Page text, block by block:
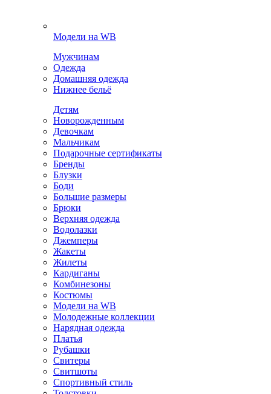
Модели на WB
Мужчинам
Одежда
Домашняя одежда
Нижнее бельё
Детям
Новорожденным
Девочкам
Мальчикам
Подарочные сертификаты
Бренды
Блузки
Боди
Большие размеры
Брюки
Верхняя одежда
Водолазки
Джемперы
Жакеты
Жилеты
Кардиганы
Комбинезоны
Костюмы
Модели на WB
Молодежные коллекции
Нарядная одежда
Платья
Рубашки
Свитеры
Свитшоты
Спортивный стиль